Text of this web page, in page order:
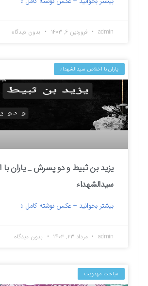
admin فروردین ۶, ۱۴۰۳ بدون دیدگاه
یاران با اخلاص سیدالشهداء
یزید بن ثبیط و دو پسرش _ یاران با
سیدالشهداء
بیشتر بخوانید + عکس نوشته کامل »
admin مرداد ۲۳, ۱۴۰۳ بدون دیدگاه
مباحث مهدویت